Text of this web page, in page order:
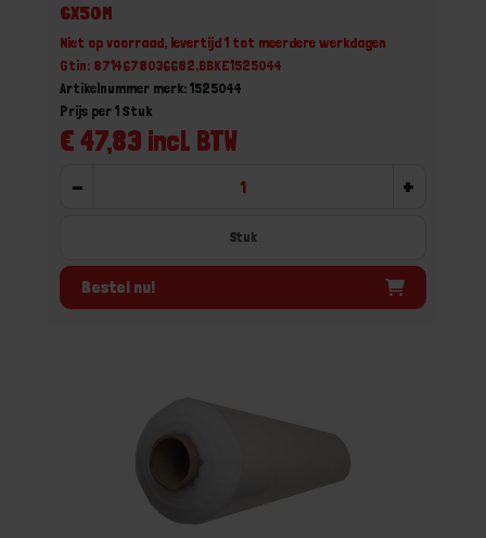
6X50M
Niet op voorraad, levertijd 1 tot meerdere werkdagen
Gtin: 8714678036682,BBKE1525044
Artikelnummer merk: 1525044
€ 47,83 incl. BTW
Prijs per 1 Stuk
- +
Stuk
Bestel nu!